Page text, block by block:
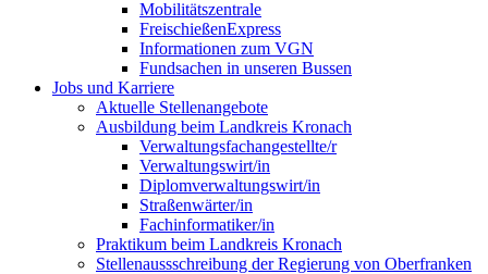
Mobilitätszentrale
FreischießenExpress
Informationen zum VGN
Fundsachen in unseren Bussen
Jobs und Karriere
Aktuelle Stellenangebote
Ausbildung beim Landkreis Kronach
Verwaltungsfachangestellte/r
Verwaltungswirt/in
Diplomverwaltungswirt/in
Straßenwärter/in
Fachinformatiker/in
Praktikum beim Landkreis Kronach
Stellenaussschreibung der Regierung von Oberfranken